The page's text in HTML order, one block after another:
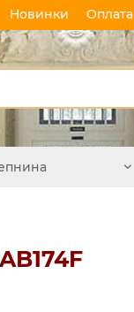
Новинки Оплата